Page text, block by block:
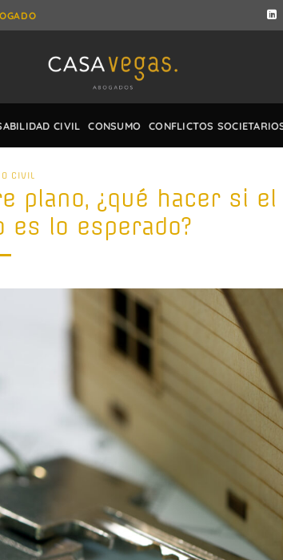
CIVIL CONSUMO CONFLICTOS
CIVIL
plano, ¿qué hacer si el
es lo esperado?